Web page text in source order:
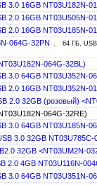
3.0 16GB NT03U182N-
2.0 16GB NT03U505N-
2.0 16GB NT03U185N-
064G-32PN
64 ГБ, USB
064G-32BL)
3.0 64GB NT03U352N-
2.0 16GB NT03U352N-
2.0 32GB (розовый)
064G-32RE)
3.0 64GB NT03U185N-
3.0 32GB NT03U785C-
32GB <NT03UM2N-
2.0 4GB NT03U116N-
3.0 64GB NT03U351N-